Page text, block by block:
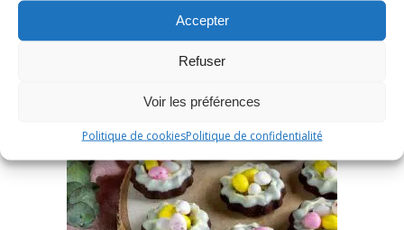
Accepter
Refuser
Voir les préférences
Politique de cookiesPolitique de confidentialité